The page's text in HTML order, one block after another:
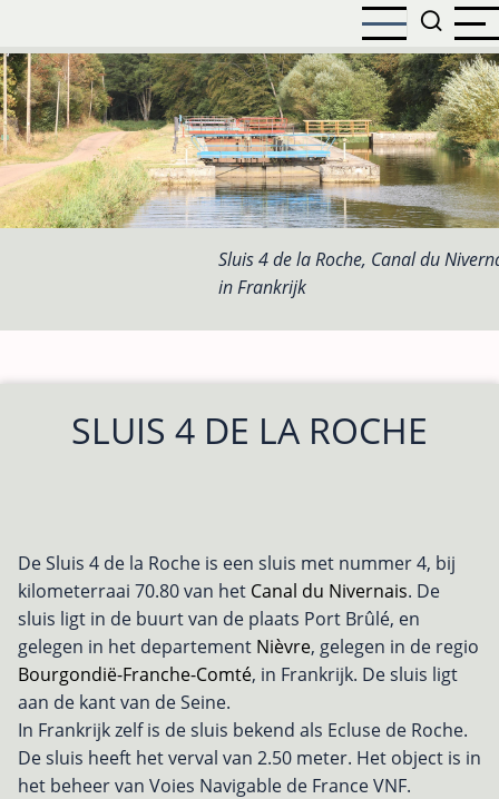
naar
de
inhoud
gaan
Sluis 4 de la Roche, Canal du
in Frankrijk
SLUIS 4 DE LA ROCHE
De Sluis 4 de la Roche is een sluis met nummer 4, bij
kilometerraai 70.80 van het Canal du Nivernais. De
sluis ligt in de buurt van de plaats Port Brûlé, en
gelegen in het departement Nièvre, gelegen in de regio
Bourgondië-Franche-Comté, in Frankrijk. De sluis ligt
aan de kant van de Seine.
In Frankrijk zelf is de sluis bekend als Ecluse de Roche.
De sluis heeft het verval van 2.50 meter. Het object is in
het beheer van Voies Navigable de France VNF.